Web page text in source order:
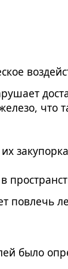
что
повлечь
было